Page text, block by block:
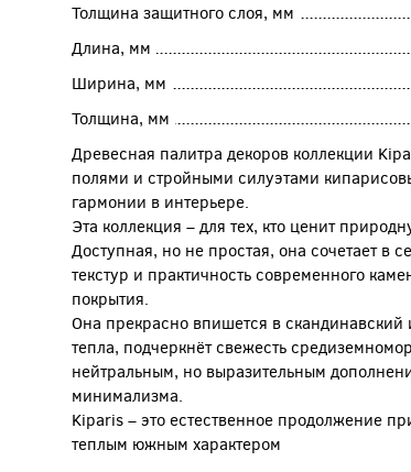
Толщина защитного слоя, мм
Длина, мм
Ширина, мм
Толщина, мм
Древесная палитра декоров коллекции
полями и стройными силуэтами
гармонии в интерьере.
Эта коллекция – для тех, кто ценит
Доступная, но не простая, она сочетает в
текстур и практичность современного
покрытия.
Она прекрасно впишется в скандинавский
тепла, подчеркнёт свежесть
нейтральным, но выразительным
минимализма.
Kiparis – это естественное продолжение
теплым южным характером